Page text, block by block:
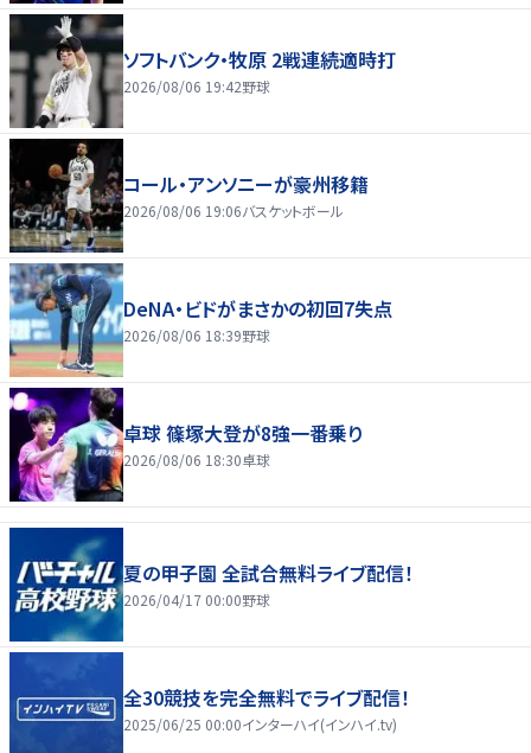
ソフトバンク・牧原 2戦連続適時打
2026/08/06 19:42野球
コール・アンソニーが豪州移籍
2026/08/06 19:06バスケットボール
DeNA・ビドがまさかの初回7失点
2026/08/06 18:39野球
卓球 篠塚大登が8強一番乗り
2026/08/06 18:30卓球
夏の甲子園 全試合無料ライブ配信！
2026/04/17 00:00野球
全30競技を完全無料でライブ配信！
2025/06/25 00:00インターハイ(インハイ.tv)